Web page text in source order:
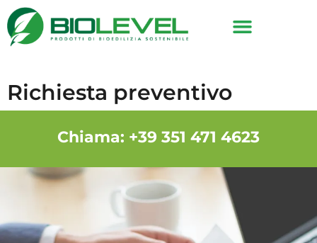
Richiesta preventivo
Chiama: +39 351 471 4623